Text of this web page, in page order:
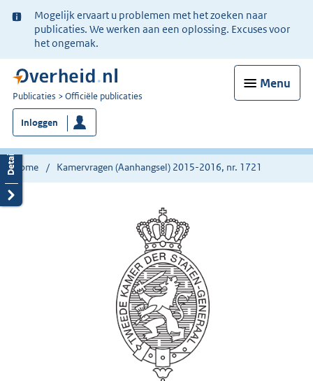
Ter
informatie:
Mogelijk ervaart u problemen met het zoeken naar
publicaties. We werken aan een oplossing. Excuses voor
het ongemak.
Menu
U
bent
nu
hier:
Publicaties Officiële publicaties
Inloggen
Home Kamervragen (Aanhangsel) 2015-2016, nr. 1721